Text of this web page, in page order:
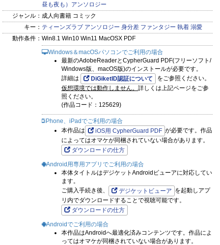
※重複購入（雑誌、コミックス、単話版）にご注意ください。
昼も夜も）アンソロジー
ジャンル： 成人向書籍 コミック
キー： ティーンズラブ アンソロジー 身分差 ファンタジー 執着 溺愛
動作条件： Win8.1 Win10 Win11 MacOSX PDF
Windows＆macOSパソコンでご利用の場合
最新のAdobeReaderとCypherGuard PDF(フリーソフト/
Windows版、macOS版)のインストールが必要です。
詳細は
DiGiketID認証について
をご参照ください。
仮想環境では動作しません。 詳しくは上記ページをご参
照ください。
(作品コード：125629)
iPhone、iPadでご利用の場合
本作品は
iOS用 CypherGuard PDF が必要です。作品
によってはオマケが同梱されていない場合があります。
ダウンロードの仕方
Android用専用アプリでご利用の場合
本体タイトルはデジケットAndroidビューアに対応してい
ます。
ご購入手続き後、
デジケットビューア を起動しアプ
リ内でダウンロードすることで視聴可能です。
ダウンロードの仕方
Androidでご利用の場合
本作品はAndroidへ最適化済みコンテンツです。作品によ
ってはオマケが同梱されていない場合があります。